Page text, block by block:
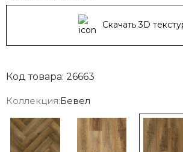
Скачать 3D
Код товара: 26663
Коллекция:Бевел